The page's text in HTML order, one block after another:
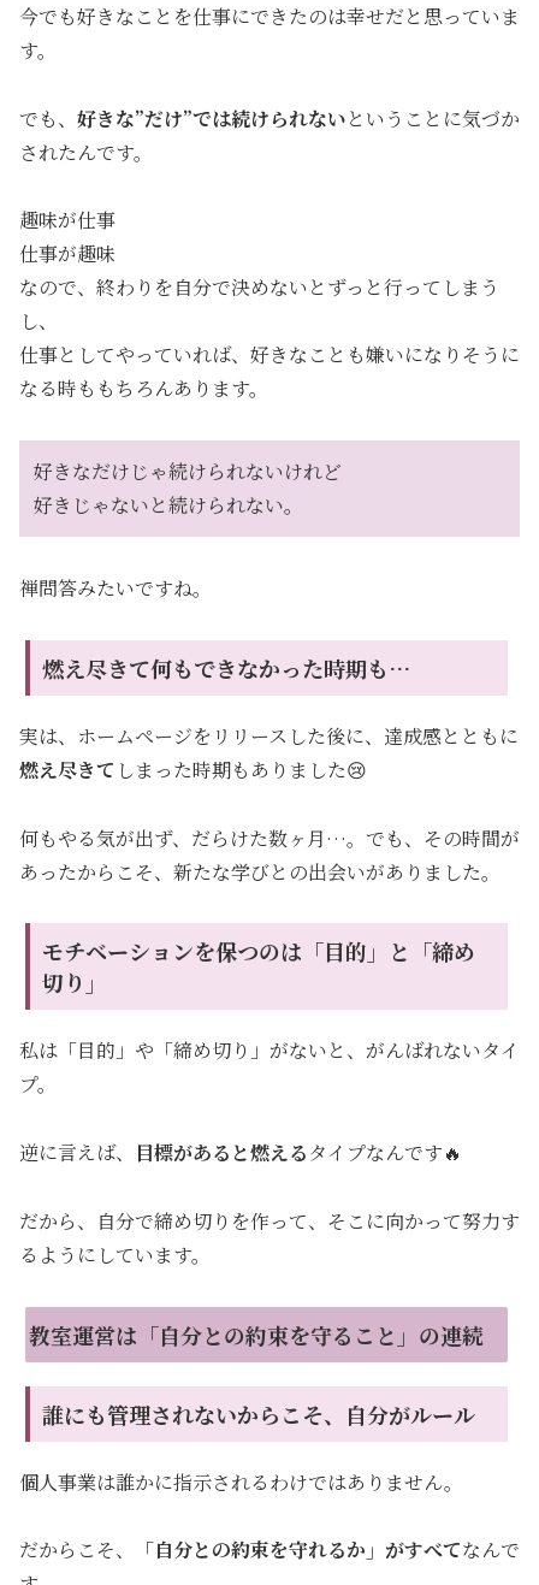
今でも好きなことを仕事にできたのは幸せだと思っていま
す。
でも、 好きな”だけ”では続けられないということに気づか
されたんです。
趣味が仕事
仕事が趣味
なので、終わりを自分で決めないとずっと行ってしまう
し、
仕事としてやっていれば、好きなことも嫌いになりそうに
なる時ももちろんあります。
好きなだけじゃ続けられないけれど
好きじゃないと続けられない。
禅問答みたいですね。
燃え尽きて何もできなかった時期も…
実は、ホームページをリリースした後に、達成感とともに
燃え尽きて しまった時期もありました😢
何もやる気が出ず、だらけた数ヶ月…。でも、その時間が
あったからこそ、新たな学びとの出会いがありました。
モチベーションを保つのは「目的」と「締め
切り」
私は「目的」や「締め切り」がないと、がんばれないタイ
プ。
逆に言えば、 目標があると燃えるタイプなんです🔥
だから、自分で締め切りを作って、そこに向かって努力す
るようにしています。
教室運営は「自分との約束を守ること」の連続
誰にも管理されないからこそ、自分がルール
個人事業は誰かに指示されるわけではありません。
だからこそ、 「自分との約束を守れるか」がすべてなんで